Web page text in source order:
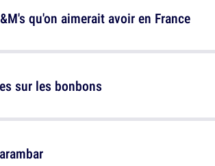
sur les bonbons
qu'on aimerait avoir en France